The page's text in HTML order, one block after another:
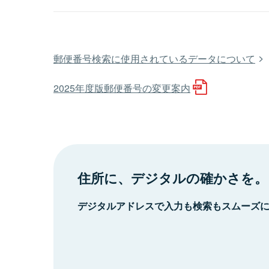
郵便番号検索に使用されているデータについて
2025年度版郵便番号の変更案内
住所に、デジタルの確かさを。
デジタルアドレスで入力も検索もスムーズ